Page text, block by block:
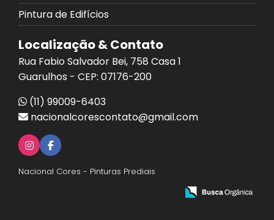
Pintura de Edifícios
Localização & Contato
Rua Fabio Salvador Bei, 758 Casa 1
Guarulhos - CEP: 07176-200
(11) 99009-6403
nacionalcorescontato@gmail.com
Nacional Cores - Pinturas Prediais